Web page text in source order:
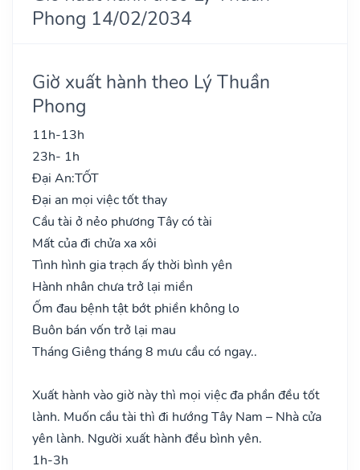
Phong 14/02/2034
Giờ xuất hành theo Lý Thuần
Phong
11h-13h
23h- 1h
Đại An:TỐT
Đại an mọi việc tốt thay
Cầu tài ở nẻo phương Tây có tài
Mất của đi chửa xa xôi
Tình hình gia trạch ấy thời bình yên
Hành nhân chưa trở lại miền
Ốm đau bệnh tật bớt phiền không lo
Buôn bán vốn trở lại mau
Tháng Giêng tháng 8 mưu cầu có ngay..
Xuất hành vào giờ này thì mọi việc đa phần đều tốt
lành. Muốn cầu tài thì đi hướng Tây Nam – Nhà cửa
yên lành. Người xuất hành đều bình yên.
1h-3h